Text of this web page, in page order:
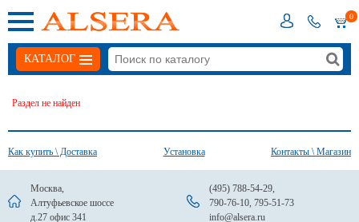
0
КАТАЛОГ
Раздел не найден
Как купить \ Доставка Установка Контакты \ Магазин
Москва,
Алтуфьевское шоссе
д.27 офис 341
(495) 788-54-29,
790-76-10, 795-51-73
info@alsera.ru